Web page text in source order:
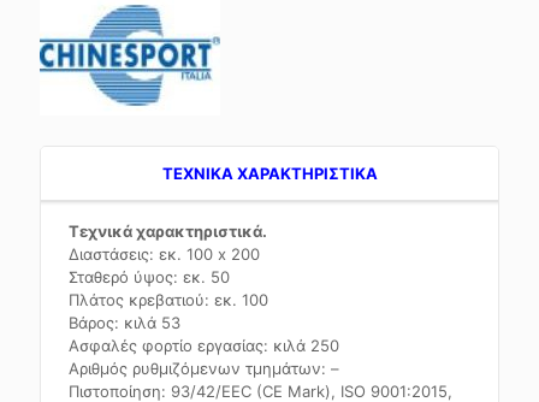
TEXNIKA ΧΑΡΑΚΤΗΡΙΣΤΙΚΑ
Τεχνικά χαρακτηριστικά.
Διαστάσεις: εκ. 100 x 200
Σταθερό ύψος: εκ. 50
Πλάτος κρεβατιού: εκ. 100
Βάρος: κιλά 53
Ασφαλές φορτίο εργασίας: κιλά 250
Αριθμός ρυθμιζόμενων τμημάτων: –
Πιστοποίηση: 93/42/EEC (CE Mark), ISO 9001:2015,